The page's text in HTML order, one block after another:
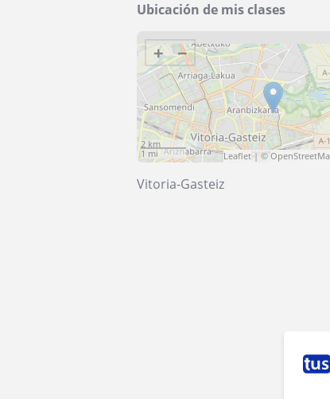
Ubicación de mis clases
+ −
2 km
1 mi
Leaflet | ©
Vitoria-Gasteiz